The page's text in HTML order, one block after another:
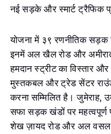
नई सड़के और स्मार्ट ट्रैफिक
योजना में ३९ रणनीतिक सड़क
इनमें अल खैल रोड और
हमदान स्ट्रीट का विस्तार
मुस्तकबल और ट्रेड सेंटर
करना सम्मिलित है।
सफा सड़क खंडों पर महत्वपूर्ण
शेख ज़ायद रोड और अल वसल